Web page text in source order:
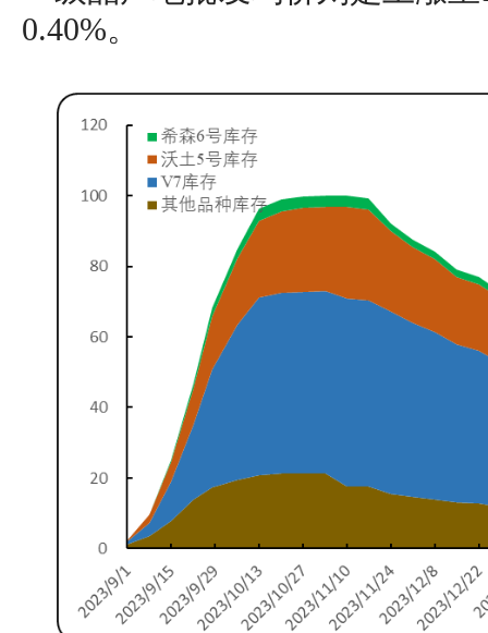
0.40%。